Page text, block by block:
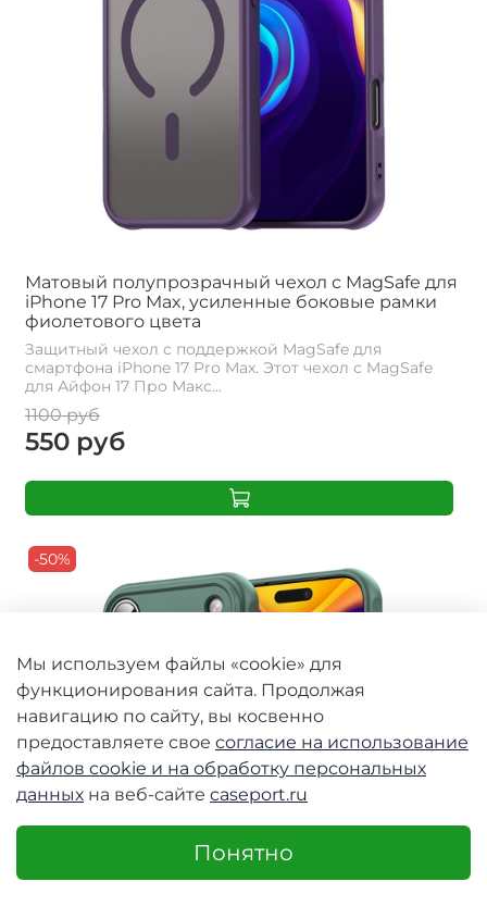
Матовый полупрозрачный чехол с MagSafe для
iPhone 17 Pro Max, усиленные боковые рамки
фиолетового цвета
Защитный чехол с поддержкой MagSafe для
смартфона iPhone 17 Pro Max. Этот чехол с MagSafe
для Айфон 17 Про Макс...
1100 руб
550 руб
-50%
Мы используем файлы «cookie» для
функционирования сайта. Продолжая
навигацию по сайту, вы косвенно
предоставляете свое согласие на использование
файлов cookie и на обработку персональных
данных на веб-сайте caseport.ru
Понятно